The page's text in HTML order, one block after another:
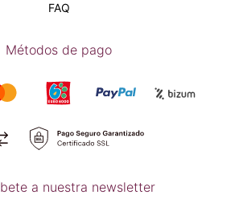
FAQ
Métodos de pago
a nuestra newsletter